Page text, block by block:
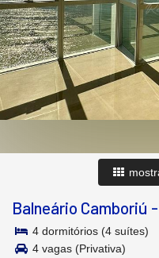
Balneário Camboriú -
4 dormitórios (4 suítes)
4 vagas (Privativa)